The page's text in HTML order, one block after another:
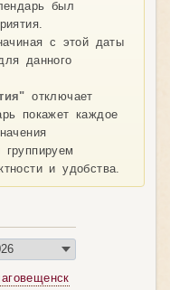
был
с этой даты
данного
отключает
покажет каждое
и удобства.